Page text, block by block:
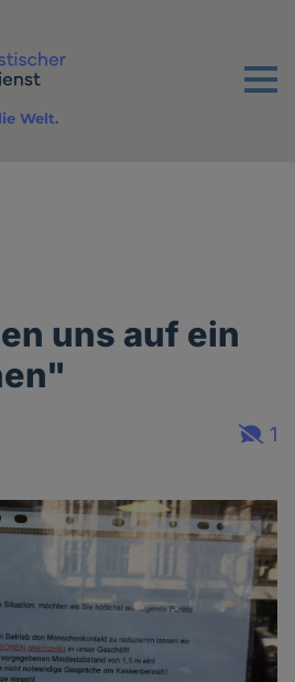
Menu
Welt.
uns auf ein
1